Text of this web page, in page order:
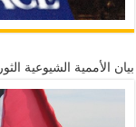
بيان الأممية الشيوعية